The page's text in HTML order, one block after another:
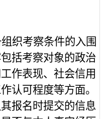
织考察条件的入围
括考察对象的政治
作表现、社会信用
认可程度等方面。
报名时提交的信息